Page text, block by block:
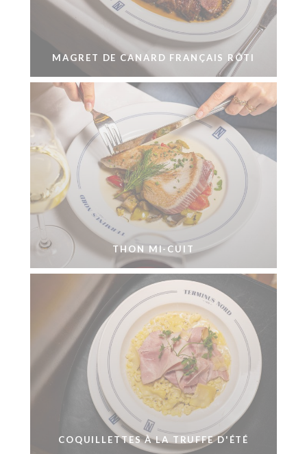
MAGRET DE CANARD FRANÇAIS RÔTI
THON MI-CUIT
COQUILLETTES À LA TRUFFE D'ÉTÉ